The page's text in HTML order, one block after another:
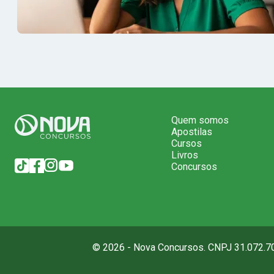
Quem somos
Apostilas
Cursos
Livros
Concursos
© 2026 - Nova Concursos. CNPJ